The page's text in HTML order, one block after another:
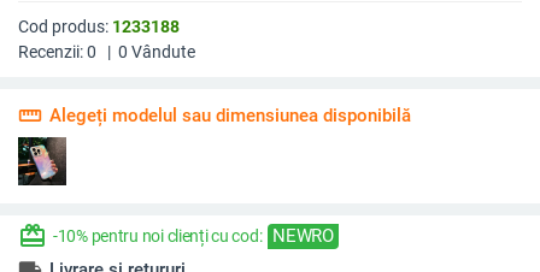
Cod produs: 1233188
Recenzii:0 | 0 Vândute
straighten Alegeți modelul sau dimensiunea disponibilă
redeem -10% pentru noi clienți cu cod: NEWRO